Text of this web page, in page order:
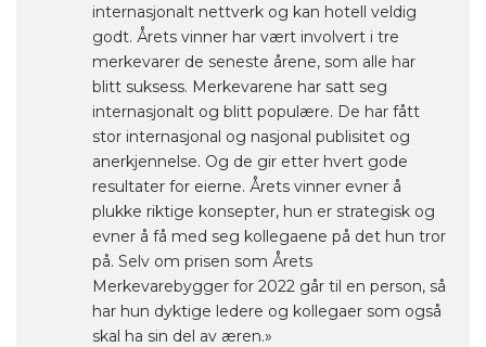
internasjonalt nettverk og kan hotell veldig
godt. Årets vinner har vært involvert i tre
merkevarer de seneste årene, som alle har
blitt suksess. Merkevarene har satt seg
internasjonalt og blitt populære. De har fått
stor internasjonal og nasjonal publisitet og
anerkjennelse. Og de gir etter hvert gode
resultater for eierne. Årets vinner evner å
plukke riktige konsepter, hun er strategisk og
evner å få med seg kollegaene på det hun tror
på. Selv om prisen som Årets
Merkevarebygger for 2022 går til en person, så
har hun dyktige ledere og kollegaer som også
skal ha sin del av æren.»